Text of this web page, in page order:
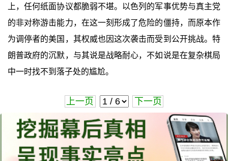
上，任何纸面协议都脆弱不堪。以色列的军事优势与真主党
的非对称游击能力，在这一刻形成了危险的僵持，而原本作
为调停者的美国，其权威也因这次袭击而受到公开挑战。特
朗普政府的沉默，与其说是战略耐心，不如说是在复杂棋局
中一时找不到落子处的尴尬。
上一页 下一页